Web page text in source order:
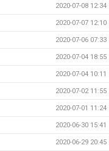
2020-07-08 12:34
2020-07-07 12:10
2020-07-06 07:33
2020-07-04 18:55
2020-07-04 10:11
2020-07-02 11:55
2020-07-01 11:24
2020-06-30 15:41
2020-06-29 20:45